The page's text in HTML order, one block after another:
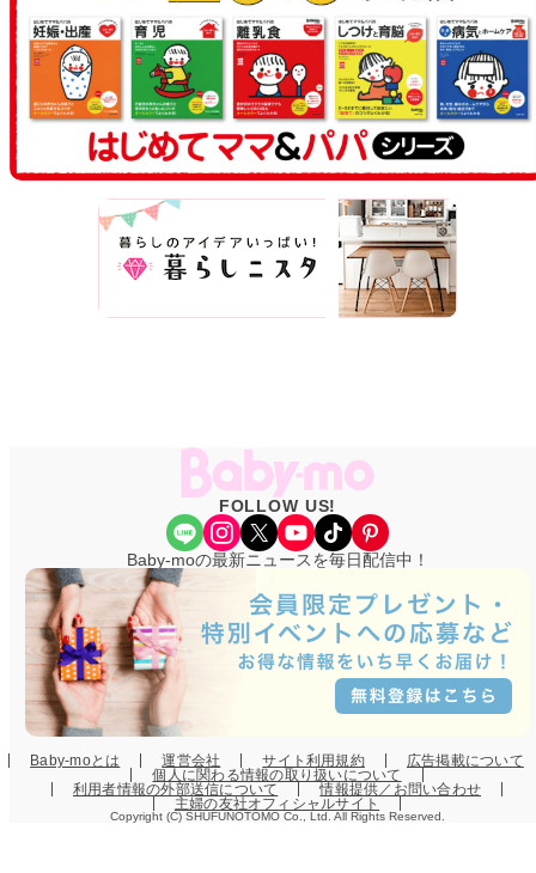
FOLLOW US!
Share Icon Instagram X YouTube TikTok Pinterest
Baby-moの最新ニュースを毎日配信中！
Baby-moとは 運営会社 サイト利用規約
広告掲載について
個人に関わる情報の取り扱いについて
利用者情報の外部送信について
情報提供／お問い合わせ
主婦の友社オフィシャルサイト
Copyright (C) SHUFUNOTOMO Co., Ltd. All Rights Reserved.